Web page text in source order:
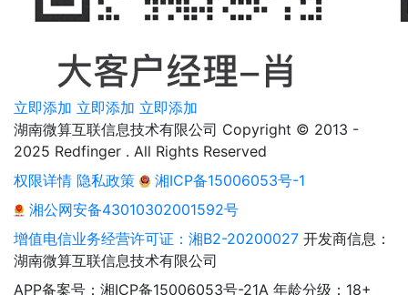
立即添加 立即添加 立即添加
湖南微算互联信息技术有限公司 Copyright © 2013 -
2025 Redfinger . All Rights Reserved
权限详情 隐私政策
湘ICP备15006053号-1
湘公网安备43010302001592号
增值电信业务经营许可证：湘B2-20200027 开发商信息：
湖南微算互联信息技术有限公司
APP备案号：湘ICP备15006053号-21A 年龄分级：18+